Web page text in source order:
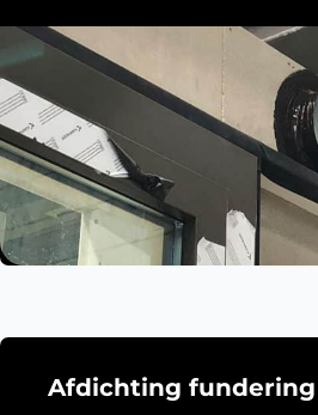
Afdichting fundering